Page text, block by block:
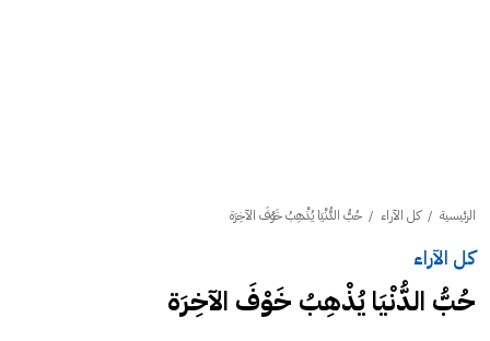
الرئيسية /كل الآراء / حُبُّ الدُّنْيَا يُذْهِبُ خَوْفَ الآخِرَة
كل الآراء
حُبُّ الدُّنْيَا يُذْهِبُ خَوْفَ الآخِرَة